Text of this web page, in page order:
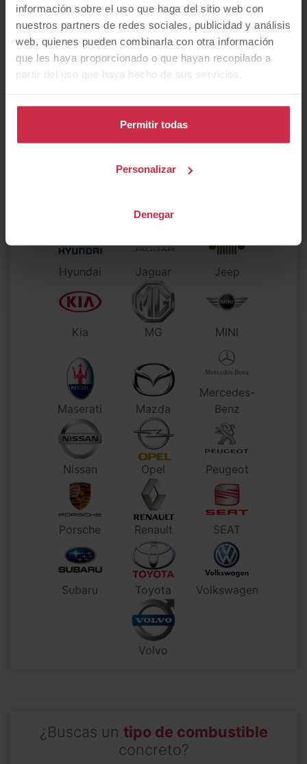
información sobre el uso que haga del sitio web con
nuestros partners de redes sociales, publicidad y análisis
web, quienes pueden combinarla con otra información
que les haya proporcionado o que hayan recopilado a
partir del uso que haya hecho de sus servicios.
Permitir todas
Personalizar
Denegar
¿Qué marcaprefieres?
Fiat
Hyundai Jaguar Jeep
Kia MG MINI
Maserati Mazda
Mercedes-
Benz
Nissan Opel Peugeot
Porsche Renault SEAT
Subaru Toyota Volkswagen
Volvo
¿Buscas un tipo de combustible
concreto?